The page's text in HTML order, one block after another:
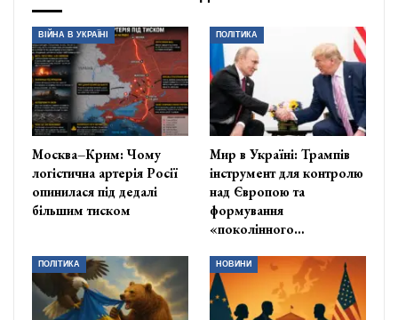
ВІЙНА В УКРАЇНІ
Москва–Крим: Чому
логістична артерія Росії
опинилася під дедалі
більшим тиском
ПОЛІТИКА
Мир в Україні: Трампів
інструмент для контролю
над Європою та
формування
«поколінного…
ПОЛІТИКА НОВИНИ